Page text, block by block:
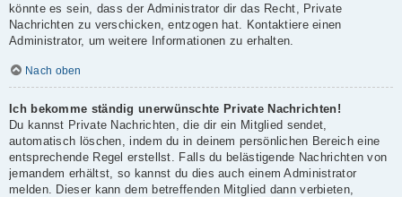
könnte es sein, dass der Administrator dir das Recht, Private
Nachrichten zu verschicken, entzogen hat. Kontaktiere einen
Administrator, um weitere Informationen zu erhalten.
Nach oben
Ich bekomme ständig unerwünschte Private Nachrichten!
Du kannst Private Nachrichten, die dir ein Mitglied sendet,
automatisch löschen, indem du in deinem persönlichen Bereich eine
entsprechende Regel erstellst. Falls du belästigende Nachrichten von
jemandem erhältst, so kannst du dies auch einem Administrator
melden. Dieser kann dem betreffenden Mitglied dann verbieten,